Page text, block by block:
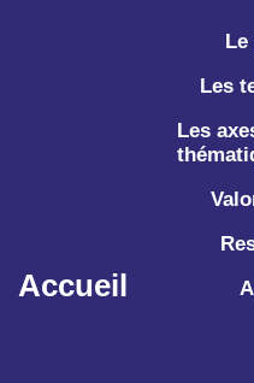
Aller au contenu
Accueil
Les
Les